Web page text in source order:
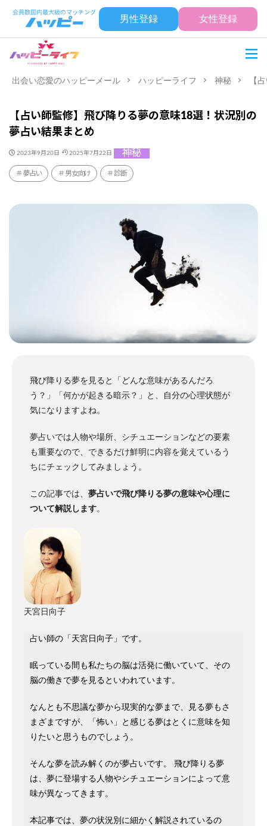
男性登録 女性登録
出会い恋愛のハッピーメール ハッピーライフ 神秘 【
【占い師監修】飛び降りる夢の意味18選！状況別の
夢占い結果まとめ
2023年9月20日 2025年7月22日 神秘
夢占い 男女向け 診断
飛び降りる夢を見ると「どんな意味があるんだろ
う？」「何かが起きる暗示？」と、自分の心理状態が
気になりますよね。
夢占いでは人物や場所、シチュエーションなどの要素
も重要なので、できるだけ鮮明に内容を覚えているう
ちにチェックしてみましょう。
この記事では、 夢占いで飛び降りる夢の意味や心理に
ついて解説します。
天宮日向子
占い師の「天宮日向子」です。
眠っている間も私たちの脳は活発に働いていて、その
脳の働きで夢を見るといわれています。
なんとも不思議な夢から現実的な夢まで、見る夢もさ
まざまですが、「怖い」と感じる夢はとくに意味を知
りたいと思うものでしょう。
そんな夢を読み解くのが夢占いです。 飛び降りる夢
は、夢に登場する人物やシチュエーションによって意
味が異なってきます。
本記事では、夢の状況別に細かく解説されているの